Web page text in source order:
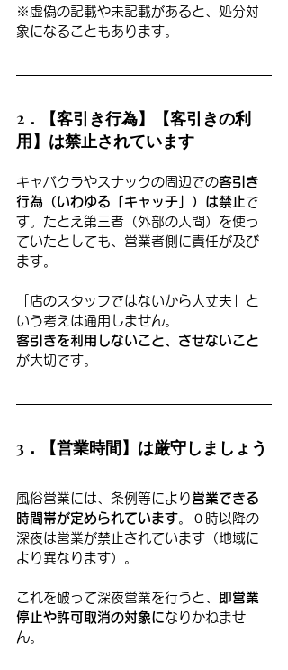
※虚偽の記載や未記載があると、処分対
象になることもあります。
2．【客引き行為】【客引きの利
用】は禁止されています
キャバクラやスナックの周辺での客引き
行為（いわゆる「キャッチ」）は禁止で
す。たとえ第三者（外部の人間）を使っ
ていたとしても、営業者側に責任が及び
ます。
「店のスタッフではないから大丈夫」と
いう考えは通用しません。
客引きを利用しないこと、させないこと
が大切です。
3．【営業時間】は厳守しましょう
風俗営業には、条例等により 営業できる
時間帯が定められています 。０時以降の
深夜は営業が禁止されています（地域に
より異なります）。
これを破って深夜営業を行うと、
即営業
停止や許可取消の対象になりかねませ
ん。